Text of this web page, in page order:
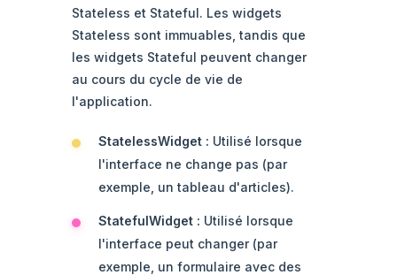
Stateless et Stateful. Les widgets
Stateless sont immuables, tandis que
les widgets Stateful peuvent changer
au cours du cycle de vie de
l'application.
StatelessWidget : Utilisé lorsque
l'interface ne change pas (par
exemple, un tableau d'articles).
StatefulWidget : Utilisé lorsque
l'interface peut changer (par
exemple, un formulaire avec des